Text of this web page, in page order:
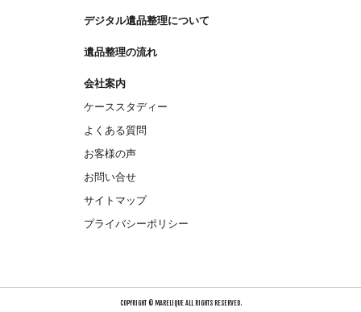
デジタル遺品整理について
遺品整理の流れ
会社案内
ケーススタディー
よくある質問
お客様の声
お問い合せ
サイトマップ
プライバシーポリシー
COPYRIGHT © MARELIQUE ALL RIGHTS RESERVED.